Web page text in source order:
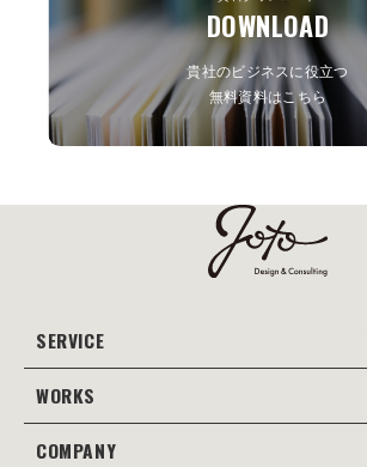
DOWNLOAD
貴社のビジネスに役立つ
無料資料はこちら
SERVICE
サービス案内
コンサルティング
WORKS
制作事例
COMPANY